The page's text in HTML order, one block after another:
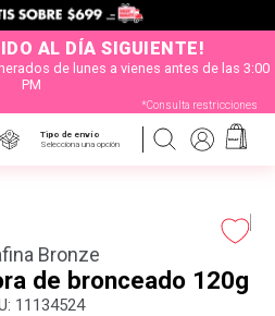
AL DÍA SIGUIENTE!
de lunes a vienes antes de las 3:00
PM
*Consulta restricciones
Tipo de envío
Selecciona una opción
Bronze
de bronceado 120g
: 11134524